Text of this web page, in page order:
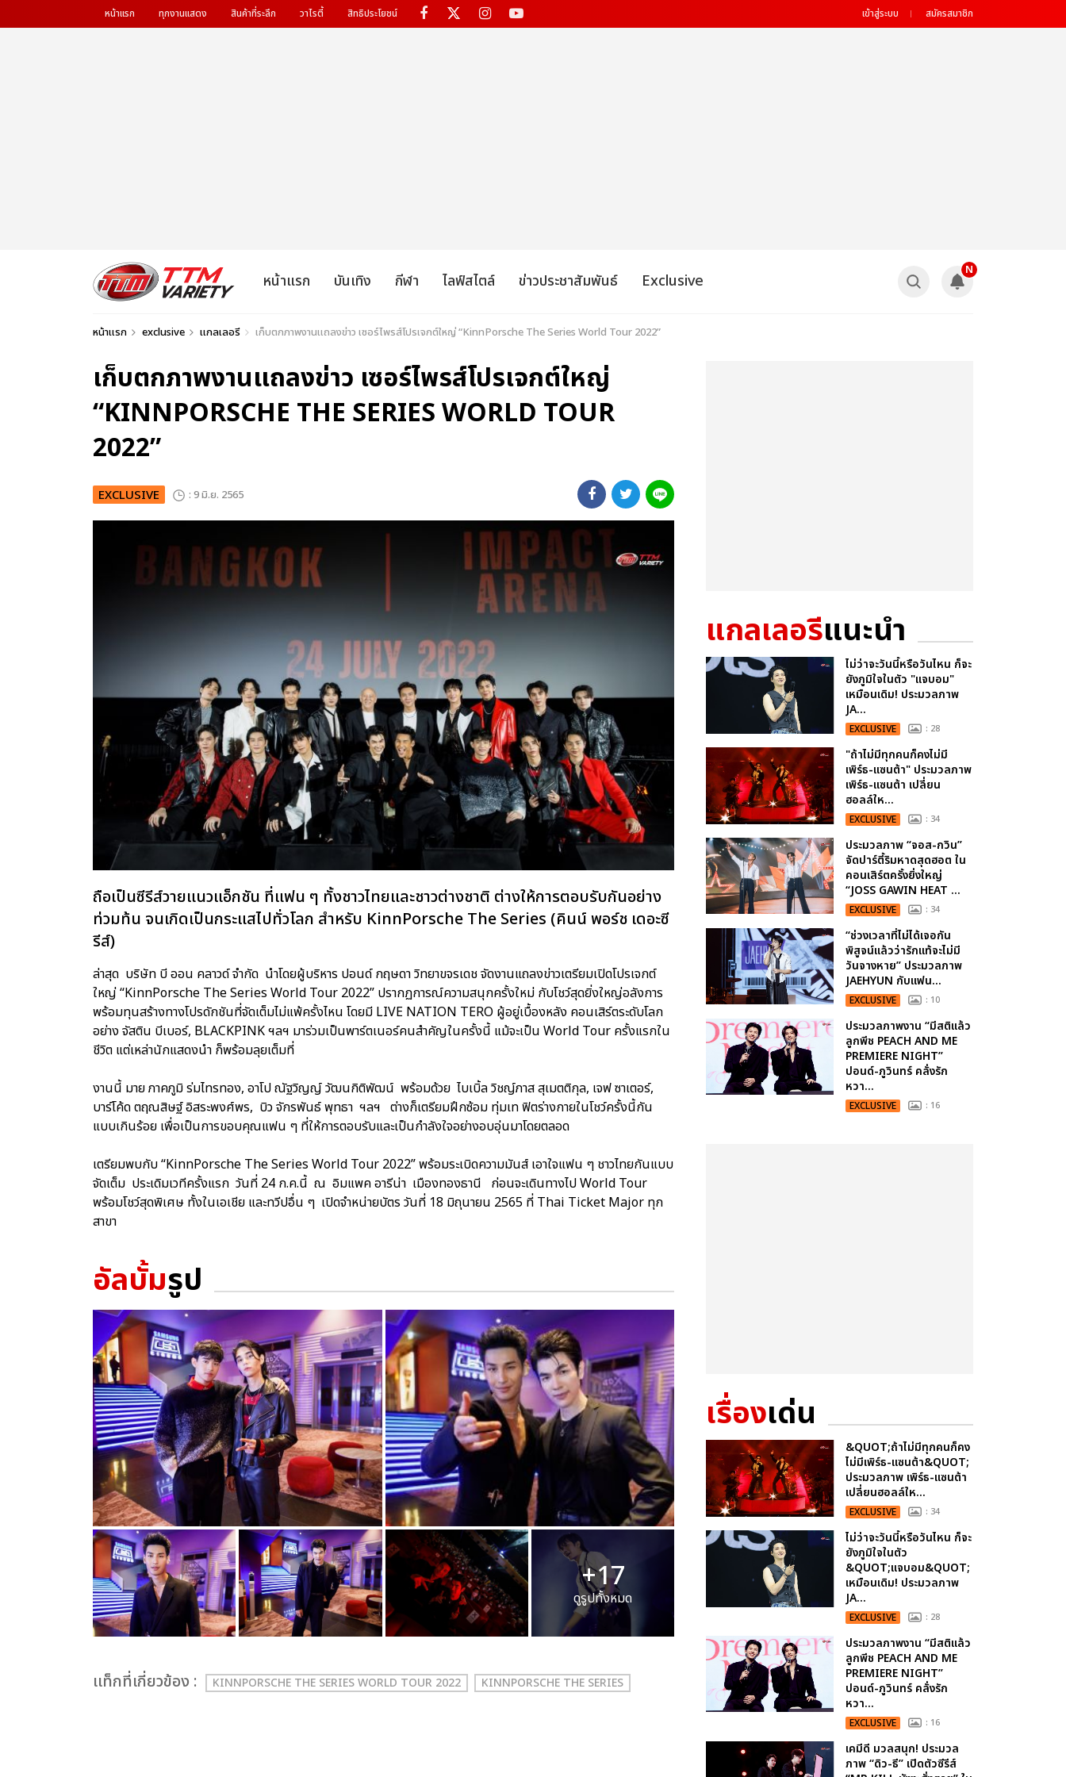
หน้าแรก ทุกงานแสดง สินค้าที่ระลึก วาไรตี้ สิทธิประโยชน์ เข้าสู่ระบบ สมัครสมาชิก
หน้าแรก บันเทิง กีฬา ไลฟ์สไตล์ ข่าวประชาสัมพันธ์ Exclusive
N
หน้าแรก exclusive แกลเลอรี เก็บตกภาพงานแถลงข่าว เซอร์ไพรส์โปรเจกต์ใหญ่ “KinnPorsche The Series World Tour 2022”
เก็บตกภาพงานแถลงข่าว เซอร์ไพรส์โปรเจกต์ใหญ่
“KINNPORSCHE THE SERIES WORLD TOUR
2022”
EXCLUSIVE : 9 มิ.ย. 2565
ถือเป็นซีรีส์วายแนวแอ็กชัน ที่แฟน ๆ ทั้งชาวไทยและชาวต่างชาติ ต่างให้การตอบรับกันอย่าง
ท่วมท้น จนเกิดเป็นกระแสไปทั่วโลก สำหรับ KinnPorsche The Series (คินน์ พอร์ช เดอะซี
รีส์)
ล่าสุด บริษัท บี ออน คลาวด์ จำกัด นำโดยผู้บริหาร ปอนด์ กฤษดา วิทยาขจรเดช จัดงานแถลงข่าวเตรียมเปิดโปรเจกต์
ใหญ่ “KinnPorsche The Series World Tour 2022” ปรากฏการณ์ความสนุกครั้งใหม่ กับโชว์สุดยิ่งใหญ่อลังการ
พร้อมทุนสร้างทางโปรดักชันที่จัดเต็มไม่แพ้ครั้งไหน โดยมี LIVE NATION TERO ผู้อยู่เบื้องหลัง คอนเสิร์ตระดับโลก
อย่าง จัสติน บีเบอร์, BLACKPINK ฯลฯ มาร่วมเป็นพาร์ตเนอร์คนสำคัญในครั้งนี้ แม้จะเป็น World Tour ครั้งแรกใน
ชีวิต แต่เหล่านักแสดงนำ ก็พร้อมลุยเต็มที่
งานนี้ มาย ภาคภูมิ ร่มไทรทอง, อาโป ณัฐวิญญ์ วัฒนกิติพัฒน์ พร้อมด้วย ไบเบิ้ล วิชญ์ภาส สุเมตติกุล, เจฟ ซาเตอร์,
บาร์โค้ด ตฤณสิษฐ์ อิสระพงศ์พร, บิว จักรพันธ์ พุทธา ฯลฯ ต่างก็เตรียมฝึกซ้อม ทุ่มเท ฟิตร่างกายในโชว์ครั้งนี้กัน
แบบเกินร้อย เพื่อเป็นการขอบคุณแฟน ๆ ที่ให้การตอบรับและเป็นกำลังใจอย่างอบอุ่นมาโดยตลอด
เตรียมพบกับ “KinnPorsche The Series World Tour 2022” พร้อมระเบิดความมันส์ เอาใจแฟน ๆ ชาวไทยกันแบบ
จัดเต็ม ประเดิมเวทีครั้งแรก วันที่ 24 ก.ค.นี้ ณ อิมแพค อารีน่า เมืองทองธานี ก่อนจะเดินทางไป World Tour
พร้อมโชว์สุดพิเศษ ทั้งในเอเชีย และทวีปอื่น ๆ เปิดจำหน่ายบัตร วันที่ 18 มิถุนายน 2565 ที่ Thai Ticket Major ทุก
สาขา
อัลบั้มรูป
+17
ดูรูปทั้งหมด
เเท็กที่เกี่ยวข้อง : KINNPORSCHE THE SERIES WORLD TOUR 2022 KINNPORSCHE THE SERIES
แกลเลอรีแนะนำ
ไม่ว่าจะวันนี้หรือวันไหน ก็จะ
ยังภูมิใจในตัว "แจบอม"
เหมือนเดิม! ประมวลภาพ
JA...
EXCLUSIVE : 28
"ถ้าไม่มีทุกคนก็คงไม่มี
เพิร์ธ-แซนต้า" ประมวลภาพ
เพิร์ธ-แซนต้า เปลี่ยน
ฮอลล์ให...
EXCLUSIVE : 34
ประมวลภาพ “จอส-กวิน”
จัดปาร์ตี้ริมหาดสุดฮอต ใน
คอนเสิร์ตครั้งยิ่งใหญ่
“JOSS GAWIN HEAT ...
EXCLUSIVE : 34
“ช่วงเวลาที่ไม่ได้เจอกัน
พิสูจน์แล้วว่ารักแท้จะไม่มี
วันจางหาย” ประมวลภาพ
JAEHYUN กับแฟน...
EXCLUSIVE : 10
ประมวลภาพงาน “มีสติแล้ว
ลูกพีช PEACH AND ME
PREMIERE NIGHT”
ปอนด์-ภูวินทร์ คลั่งรัก
หวา...
EXCLUSIVE : 16
เรื่องเด่น
&QUOT;ถ้าไม่มีทุกคนก็คง
ไม่มีเพิร์ธ-แซนต้า&QUOT;
ประมวลภาพ เพิร์ธ-แซนต้า
เปลี่ยนฮอลล์ให...
EXCLUSIVE : 34
ไม่ว่าจะวันนี้หรือวันไหน ก็จะ
ยังภูมิใจในตัว
&QUOT;แจบอม&QUOT;
เหมือนเดิม! ประมวลภาพ
JA...
EXCLUSIVE : 28
ประมวลภาพงาน “มีสติแล้ว
ลูกพีช PEACH AND ME
PREMIERE NIGHT”
ปอนด์-ภูวินทร์ คลั่งรัก
หวา...
EXCLUSIVE : 16
เคมีดี มวลสนุก! ประมวล
ภาพ “ดิว-ธี” เปิดตัวซีรีส์